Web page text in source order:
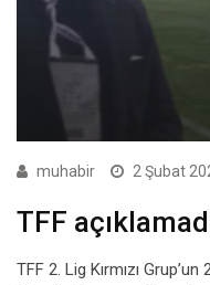
muhabir 2 Şubat
TFF
TFF 2. Lig Kırmızı